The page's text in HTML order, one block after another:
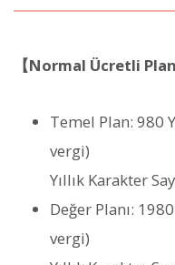
【Normal Ücretli
Temel Plan: 980
vergi)
Yıllık Karakter
Değer Planı:
vergi)